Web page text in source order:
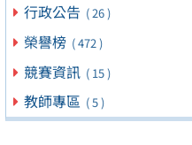
行政公告 ( 26 )
榮譽榜 ( 472 )
競賽資訊 ( 15 )
教師專區 ( 5 )